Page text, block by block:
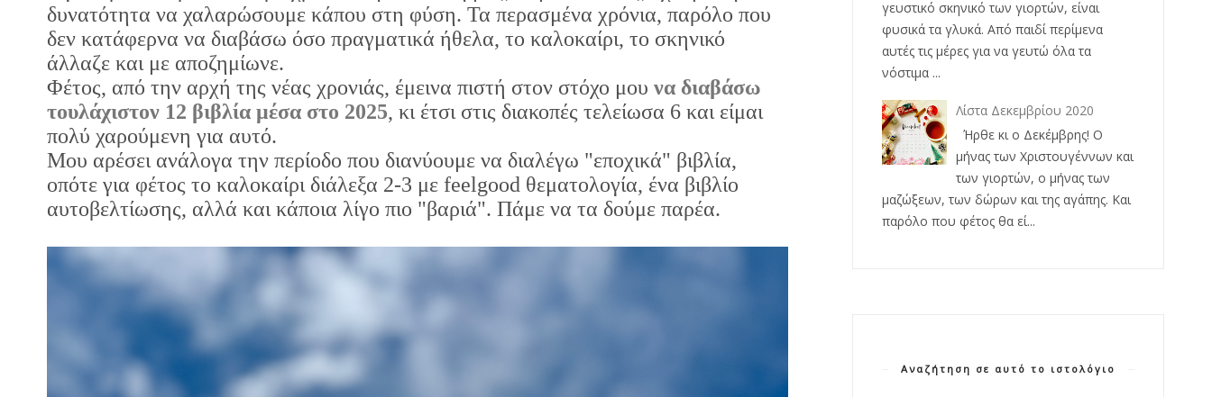
δυνατότητα να χαλαρώσουμε κάπου στη φύση. Τα περασμένα χρόνια, παρόλο που
δεν κατάφερνα να διαβάσω όσο πραγματικά ήθελα, το καλοκαίρι, το σκηνικό
άλλαζε και με αποζημίωνε.
Φέτος, από την αρχή της νέας χρονιάς, έμεινα πιστή στον στόχο μου να διαβάσω
τουλάχιστον 12 βιβλία μέσα στο 2025, κι έτσι στις διακοπές τελείωσα 6 και είμαι
πολύ χαρούμενη για αυτό.
Μου αρέσει ανάλογα την περίοδο που διανύουμε να διαλέγω "εποχικά" βιβλία,
οπότε για φέτος το καλοκαίρι διάλεξα 2-3 με feelgood θεματολογία, ένα βιβλίο
αυτοβελτίωσης, αλλά και κάποια λίγο πιο "βαριά". Πάμε να τα δούμε παρέα.
γευστικό σκηνικό των γιορτών, είναι
φυσικά τα γλυκά. Από παιδί περίμενα
αυτές τις μέρες για να γευτώ όλα τα
νόστιμα ...
Λίστα Δεκεμβρίου 2020
Ήρθε κι ο Δεκέμβρης! Ο
μήνας των Χριστουγέννων και
των γιορτών, ο μήνας των
μαζώξεων, των δώρων και της αγάπης. Και
παρόλο που φέτος θα εί...
Αναζήτηση σε αυτό το ιστολόγιο